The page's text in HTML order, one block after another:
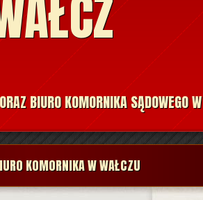
BIURO KOMORNIKA SĄDOWEGO
KOMORNIKA W WAŁCZU